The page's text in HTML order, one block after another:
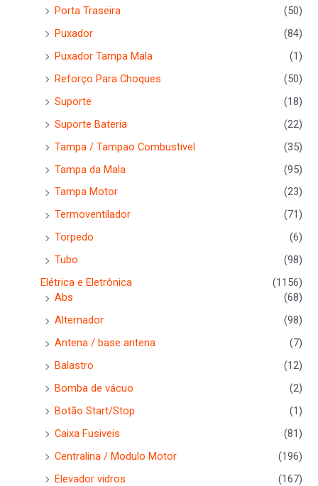
Porta Traseira
(50)
Puxador
(84)
Puxador Tampa Mala
(1)
Reforço Para Choques
(50)
Suporte
(18)
Suporte Bateria
(22)
Tampa / Tampao Combustivel
(35)
Tampa da Mala
(95)
Tampa Motor
(23)
Termoventilador
(71)
Torpedo
(6)
Tubo
(98)
Elétrica e Eletrônica
(1156)
Abs
(68)
Alternador
(98)
Antena / base antena
(7)
Balastro
(12)
Bomba de vácuo
(2)
Botão Start/Stop
(1)
Caixa Fusiveis
(81)
Centralina / Modulo Motor
(196)
Elevador vidros
(167)